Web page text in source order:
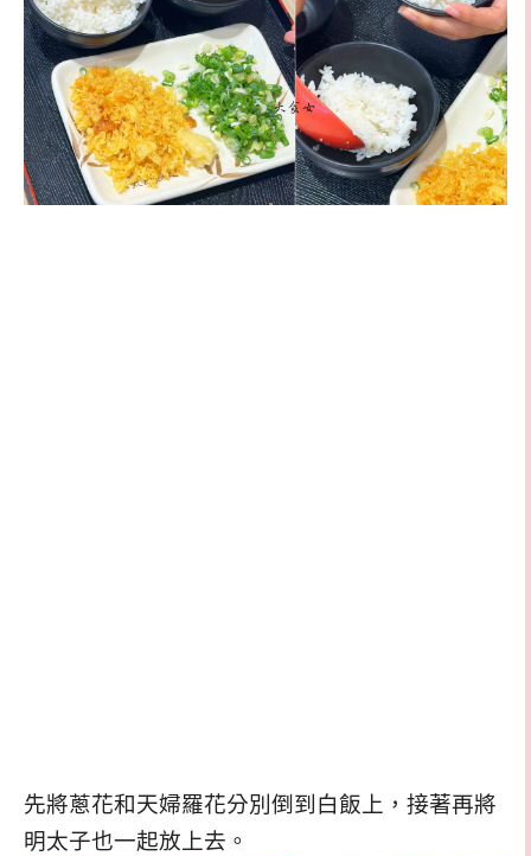
先將蔥花和天婦羅花分別倒到白飯上，接著再將
明太子也一起放上去。